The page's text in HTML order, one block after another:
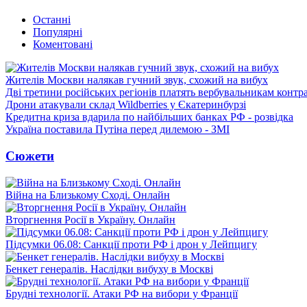
Останні
Популярні
Коментовані
Жителів Москви налякав гучний звук, схожий на вибух
Дві третини російських регіонів платять вербувальникам
Дрони атакували склад Wildberries у Єкатеринбурзі
Кредитна криза вдарила по найбільших банках РФ - розвідка
Україна поставила Путіна перед дилемою - ЗМІ
Сюжети
Війна на Близькому Сході. Онлайн
Вторгнення Росії в Україну. Онлайн
Підсумки 06.08: Санкції проти РФ і дрон у Лейпцигу
Бенкет генералів. Наслідки вибуху в Москві
Брудні технології. Атаки РФ на вибори у Франції